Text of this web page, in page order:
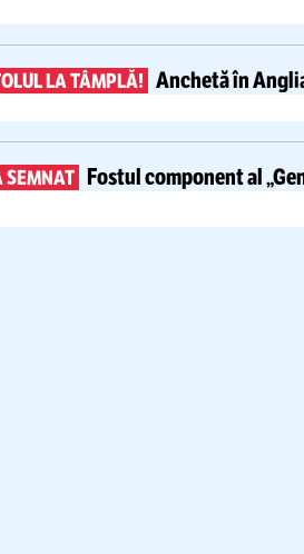
LA TÂMPLĂ! Anchetă în
SEMNAT Fostul component al